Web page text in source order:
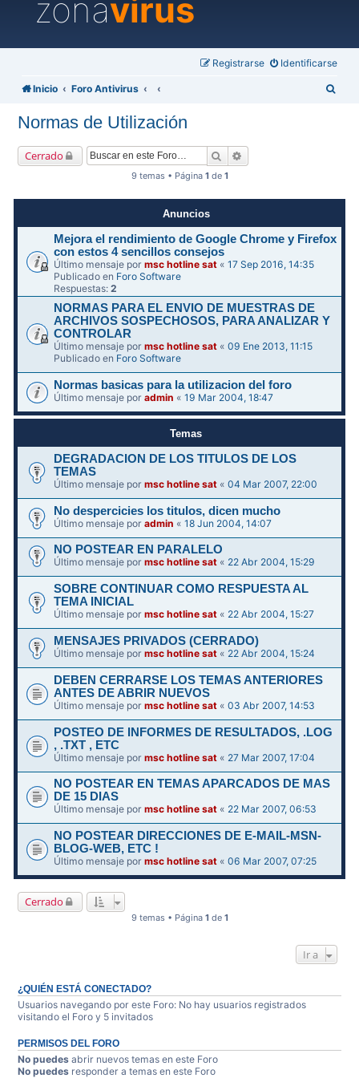
zonavirus
Identificarse
Registrarse
Inicio Foro Antivirus
Normas de Utilización
Cerrado Buscar
9 temas • Página 1 de 1
Anuncios
Mejora el rendimiento de Google Chrome y Firefox
con estos 4 sencillos consejos
Último mensaje pormsc hotline sat «17 Sep 2016, 14:35
Publicado en Foro Software
Respuestas:2
NORMAS PARA EL ENVIO DE MUESTRAS DE
ARCHIVOS SOSPECHOSOS, PARA ANALIZAR Y
CONTROLAR
Último mensaje pormsc hotline sat «09 Ene 2013, 11:15
Publicado en Foro Software
Normas basicas para la utilizacion del foro
Último mensaje poradmin «19 Mar 2004, 18:47
Temas
DEGRADACION DE LOS TITULOS DE LOS
TEMAS
Último mensaje pormsc hotline sat «04 Mar 2007, 22:00
No despercicies los titulos, dicen mucho
Último mensaje poradmin «18 Jun 2004, 14:07
NO POSTEAR EN PARALELO
Último mensaje pormsc hotline sat « 22 Abr 2004, 15:29
SOBRE CONTINUAR COMO RESPUESTA AL
TEMA INICIAL
Último mensaje pormsc hotline sat « 22 Abr 2004, 15:27
MENSAJES PRIVADOS (CERRADO)
Último mensaje pormsc hotline sat « 22 Abr 2004, 15:24
DEBEN CERRARSE LOS TEMAS ANTERIORES
ANTES DE ABRIR NUEVOS
Último mensaje pormsc hotline sat «03 Abr 2007, 14:53
POSTEO DE INFORMES DE RESULTADOS, .LOG
, .TXT , ETC
Último mensaje pormsc hotline sat « 27 Mar 2007, 17:04
NO POSTEAR EN TEMAS APARCADOS DE MAS
DE 15 DIAS
Último mensaje pormsc hotline sat « 22 Mar 2007, 06:53
NO POSTEAR DIRECCIONES DE E-MAIL-MSN-
BLOG-WEB, ETC !
Último mensaje pormsc hotline sat «06 Mar 2007, 07:25
Cerrado
9 temas • Página 1 de 1
Ir a
¿QUIÉN ESTÁ CONECTADO?
Usuarios navegando por este Foro: No hay usuarios registrados
visitando el Foro y 5 invitados
PERMISOS DEL FORO
No puedes abrir nuevos temas en este Foro
No puedes responder a temas en este Foro